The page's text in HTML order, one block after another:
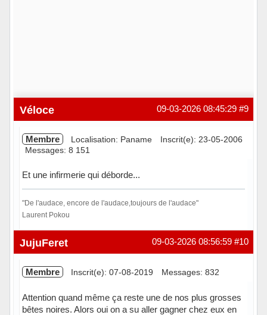
#9
09-03-2026 08:45:29
Véloce
Membre Localisation: Paname
Inscrit(e): 23-05-2006
Messages: 8 151
Et une infirmerie qui déborde...
"De l'audace, encore de l'audace,toujours de l'audace"
Laurent Pokou
Hors ligne #10
09-03-2026 08:56:59
JujuFeret
Membre Inscrit(e): 07-08-2019 Messages: 832
Attention quand même ça reste une de nos plus grosses
bêtes noires. Alors oui on a su aller gagner chez eux en